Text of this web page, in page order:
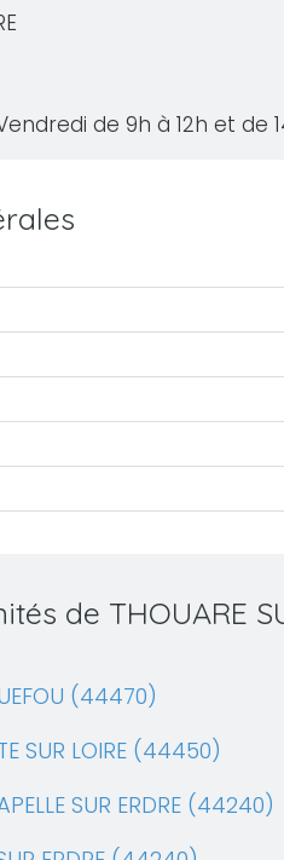
de 9h à 12h et de
de THOUARE
(44470)
SUR LOIRE (44450)
SUR ERDRE (44240)